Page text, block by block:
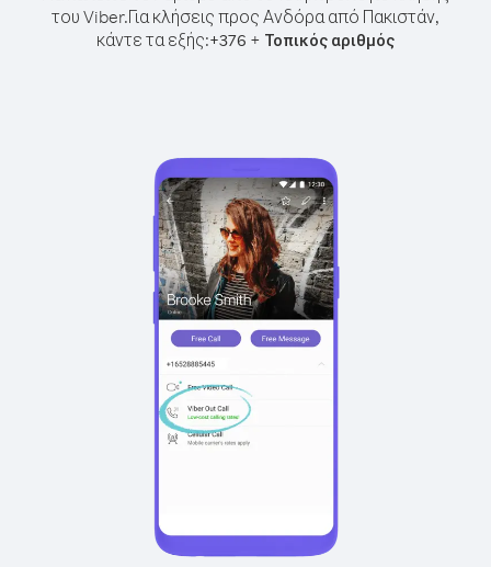
του Viber.Για κλήσεις προς Ανδόρα από Πακιστάν,
κάντε τα εξής:+376 + Τοπικός αριθμός